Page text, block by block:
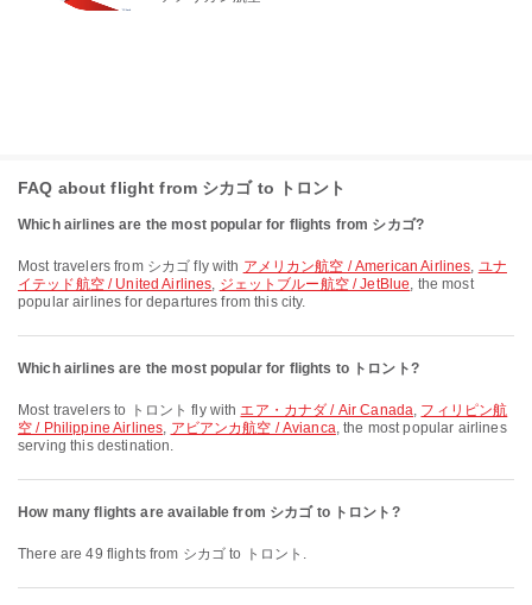
FAQ about flight from シカゴ to トロント
Which airlines are the most popular for flights from シカゴ?
Most travelers from シカゴ fly with アメリカン航空 / American Airlines, ユナ
イテッド航空 / United Airlines, ジェットブルー航空 / JetBlue, the most
popular airlines for departures from this city.
Which airlines are the most popular for flights to トロント?
Most travelers to トロント fly with エア・カナダ / Air Canada, フィリピン航
空 / Philippine Airlines, アビアンカ航空 / Avianca, the most popular airlines
serving this destination.
How many flights are available from シカゴ to トロント?
There are 49 flights from シカゴ to トロント.